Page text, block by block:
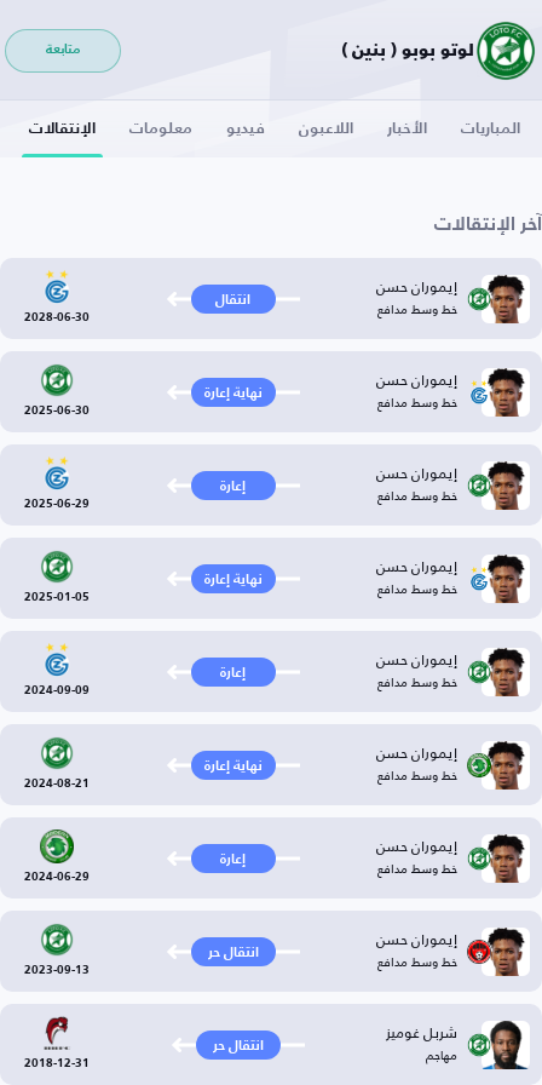
لوتو بوبو ( بنين ) متابعة
المباريات الأخبار اللاعبون فيديو معلومات الإنتقالات
آخر الإنتقالات
إيموران حسن
خط وسط مدافع انتقال
2028-06-30
إيموران حسن
خط وسط مدافع نهاية إعارة
2025-06-30
إيموران حسن
خط وسط مدافع إعارة
2025-06-29
إيموران حسن
خط وسط مدافع نهاية إعارة
2025-01-05
إيموران حسن
خط وسط مدافع إعارة
2024-09-09
إيموران حسن
خط وسط مدافع نهاية إعارة
2024-08-21
إيموران حسن
خط وسط مدافع إعارة
2024-06-29
إيموران حسن
خط وسط مدافع انتقال حر
2023-09-13
شربل غوميز
مهاجم انتقال حر
2018-12-31